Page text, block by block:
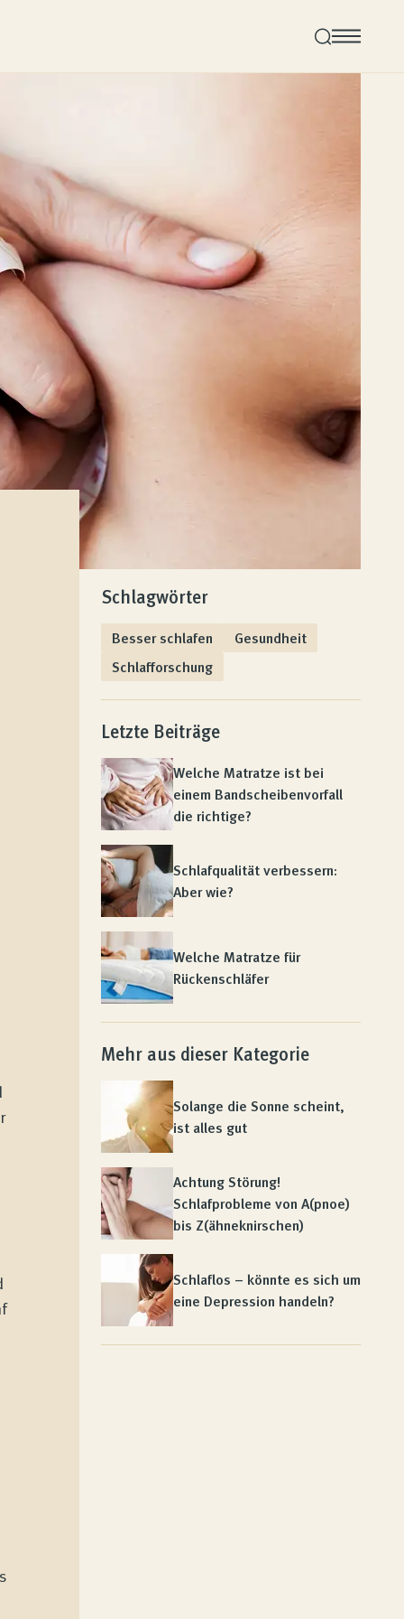
Schlagwörter
Besser schlafen
Gesundheit
Schlafforschung
Letzte Beiträge
Welche Matratze ist bei
einem Bandscheibenvorfall
die richtige?
Schlafqualität verbessern:
Aber wie?
Welche Matratze für
Rückenschläfer
Mehr aus dieser Kategorie
Solange die Sonne scheint,
ist alles gut
Achtung Störung!
Schlafprobleme von A(pnoe)
bis Z(ähneknirschen)
Schlaflos – könnte es sich um
eine Depression handeln?